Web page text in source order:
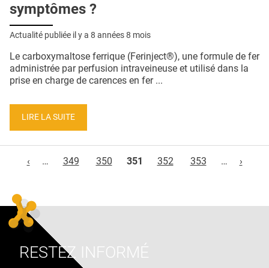
symptômes ?
Actualité publiée il y a 8 années 8 mois
Le carboxymaltose ferrique (Ferinject®), une formule de fer
administrée par perfusion intraveineuse et utilisé dans la
prise en charge de carences en fer ...
LIRE LA SUITE
‹
… 349 350 351 352 353 … ›
RESTEZ INFORMÉ